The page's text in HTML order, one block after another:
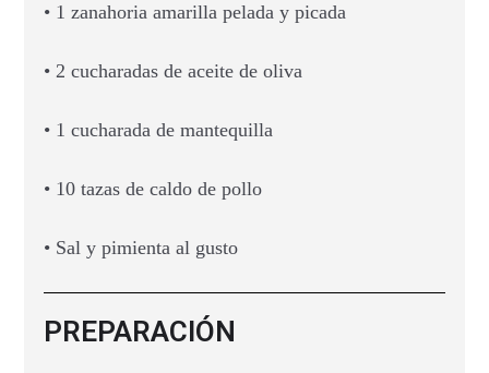
• 1 zanahoria amarilla pelada y picada
• 2 cucharadas de aceite de oliva
• 1 cucharada de mantequilla
• 10 tazas de caldo de pollo
• Sal y pimienta al gusto
PREPARACIÓN